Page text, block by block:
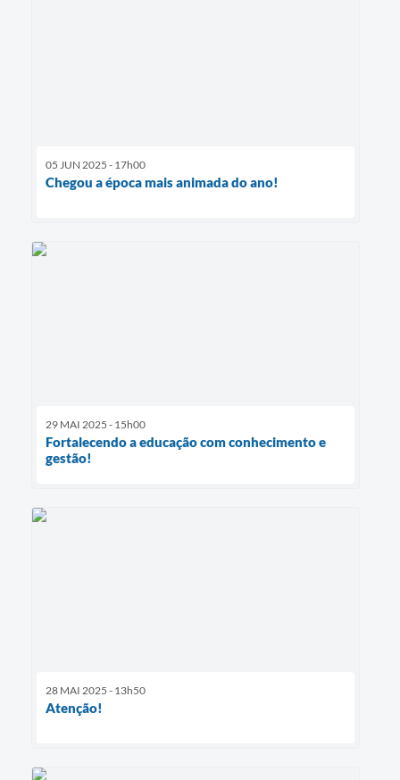
05 JUN 2025 - 17h00
Chegou a época mais animada do ano!
29 MAI 2025 - 15h00
Fortalecendo a educação com conhecimento e
gestão!
28 MAI 2025 - 13h50
Atenção!